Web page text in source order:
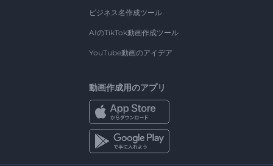
ビジネス名作成ツール
AIのTikTok動画作成ツール
YouTube動画のアイデア
動画作成用のアプリ